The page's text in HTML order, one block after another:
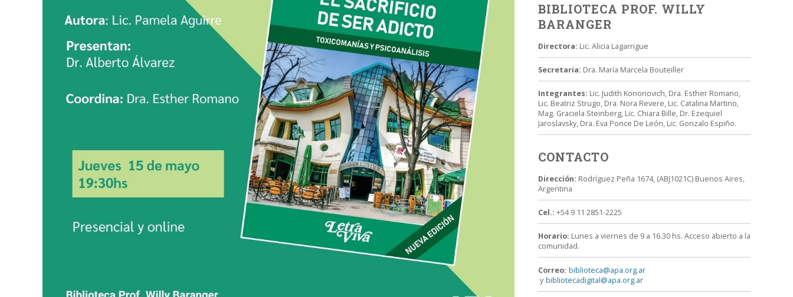
BIBLIOTECA PROF. WILLY
BARANGER
Directora: Lic. Alicia Lagarrigue
Secretaria: Dra. María Marcela Bouteiller
Integrantes: Lic. Judith Kononovich, Dra. Esther Romano,
Lic. Beatriz Strugo, Dra. Nora Revere, Lic. Catalina Martino,
Mag. Graciela Steinberg, Lic. Chiara Bille, Dr. Ezequiel
Jaroslavsky, Dra. Eva Ponce De León, Lic. Gonzalo Espiño.
CONTACTO
Dirección: Rodríguez Peña 1674, (ABJ1021C) Buenos Aires,
Argentina
Cel.: +54 9 11 2851-2225
Horario: Lunes a viernes de 9 a 16.30 hs. Acceso abierto a la
comunidad.
Correo: biblioteca@apa.org.ar
y bibliotecadigital@apa.org.ar